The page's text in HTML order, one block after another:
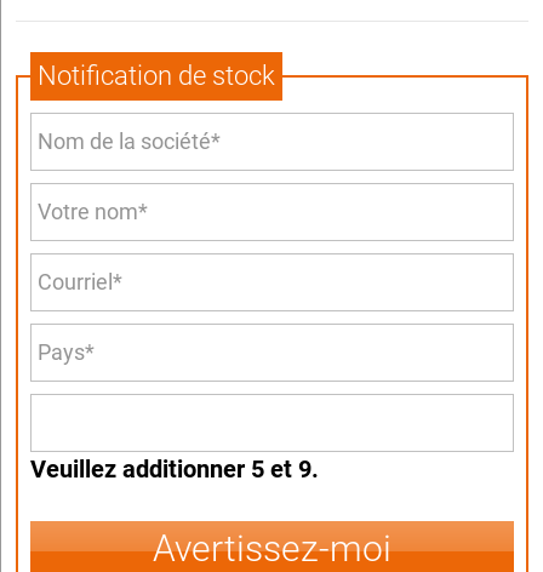
Notification de stock
Veuillez additionner 5 et 9.
Avertissez-moi